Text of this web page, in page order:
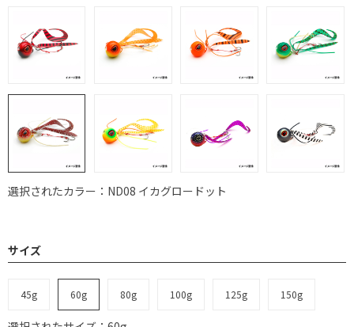
選択されたカラー：ND08 イカグロードット
サイズ
45g 60g 80g 100g 125g 150g